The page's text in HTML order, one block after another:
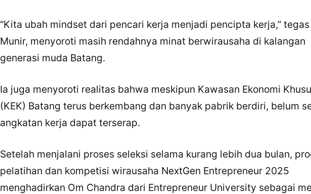
“Kita ubah mindset dari pencari kerja menjadi pencipta kerja,”
Munir, menyoroti masih rendahnya minat berwirausaha di kalangan
generasi muda Batang.
Ia juga menyoroti realitas bahwa meskipun Kawasan Ekonomi
(KEK) Batang terus berkembang dan banyak pabrik berdiri, belum
angkatan kerja dapat terserap.
Setelah menjalani proses seleksi selama kurang lebih dua bulan,
pelatihan dan kompetisi wirausaha NextGen Entrepreneur 2025
menghadirkan Om Chandra dari Entrepreneur University sebagai